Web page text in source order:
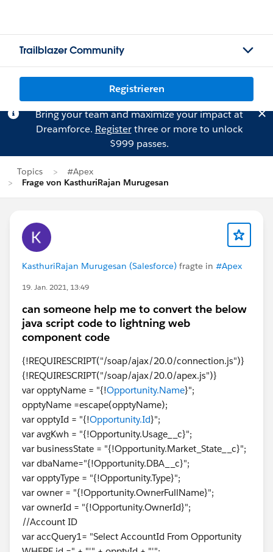
Trailblazer Community
Registrieren
Bring your team and maximize your impact at
Dreamforce. Registerthree or more to unlock
$999 passes.
Topics
#Apex
Frage von KasthuriRajan Murugesan
KasthuriRajan Murugesan (Salesforce) fragte in #Apex
19. Jan. 2021, 13:49
can someone help me to convert the below
java script code to lightning web
component code
{!REQUIRESCRIPT("/soap/ajax/20.0/connection.js")}
{!REQUIRESCRIPT("/soap/ajax/20.0/apex.js")}
var opptyName = "{!Opportunity.Name}";
opptyName =escape(opptyName);
var opptyId = "{!Opportunity.Id}";
var avgKwh = "{!Opportunity.Usage__c}";
var businessState = "{!Opportunity.Market_State__c}";
var dbaName="{!Opportunity.DBA__c}";
var opptyType = "{!Opportunity.Type}";
var owner = "{!Opportunity.OwnerFullName}";
var ownerId = "{!Opportunity.OwnerId}";
//Account ID
var accQuery1= "Select AccountId From Opportunity